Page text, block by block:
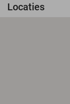
Locaties